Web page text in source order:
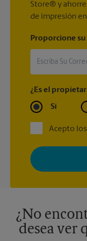
Store® y
de impresión
Proporcione
¿Es el
Sí
Acepto
Al registrarse,
Store con noticias,
adaptados a sus
momento. Para
¿No
desea ver